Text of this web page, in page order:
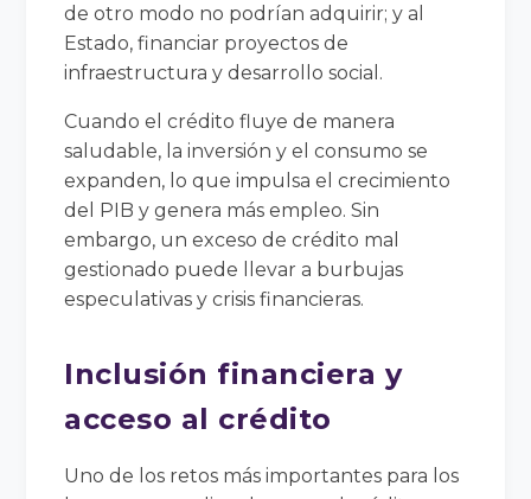
de otro modo no podrían adquirir; y al
Estado, financiar proyectos de
infraestructura y desarrollo social.
Cuando el crédito fluye de manera
saludable, la inversión y el consumo se
expanden, lo que impulsa el crecimiento
del PIB y genera más empleo. Sin
embargo, un exceso de crédito mal
gestionado puede llevar a burbujas
especulativas y crisis financieras.
Inclusión financiera y
acceso al crédito
Uno de los retos más importantes para los